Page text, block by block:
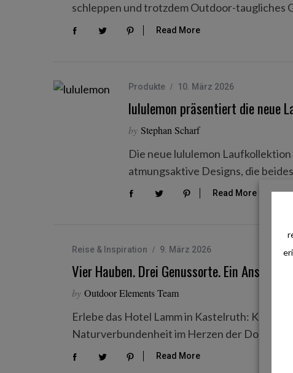
schleppen und trotzdem Outdoor-taugliches
Read More
Produkte 10. März 2026
lululemon präsentiert die neue
by Stephan Scharf
Die neue lululemon
atmungsaktive Designs, die
Read More
Reise & Inspiration 9. März 2026
Vier Hauben. Drei Genussorte. Ein
by Outdoor Elements Team
Erlebe das Hotel Lamm in Kastelruth:
Naturverbundenheit im Herzen der Dolomiten.
Read More
S
e
a
h